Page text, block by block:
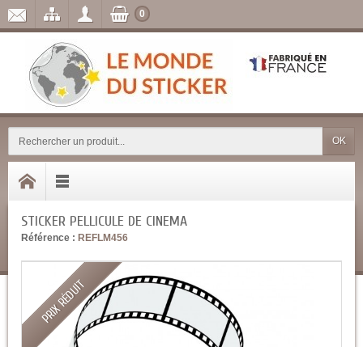
OK
0
STICKER PELLICULE DE CINEMA
Référence : REFLM456
PRIX RÉDUIT